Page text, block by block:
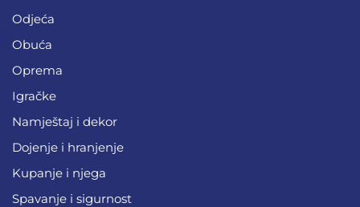
Odjeća
Obuća
Oprema
Igračke
Namještaj i dekor
Dojenje i hranjenje
Kupanje i njega
Spavanje i sigurnost